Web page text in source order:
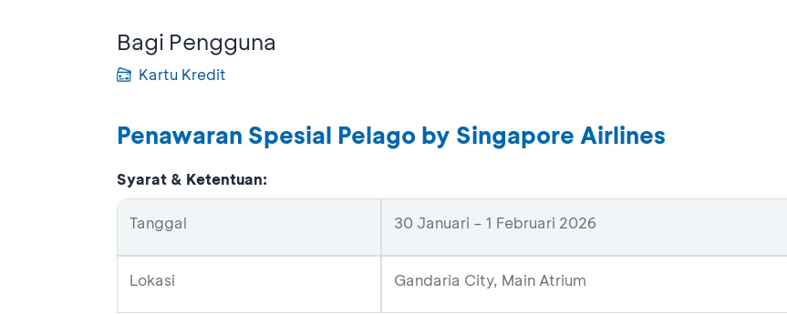
Bagi Pengguna
Kartu Kredit
Penawaran Spesial Pelago by Singapore Airlines
Syarat & Ketentuan:
Tanggal 30 Januari – 1 Februari 2026
Lokasi Gandaria City, Main Atrium